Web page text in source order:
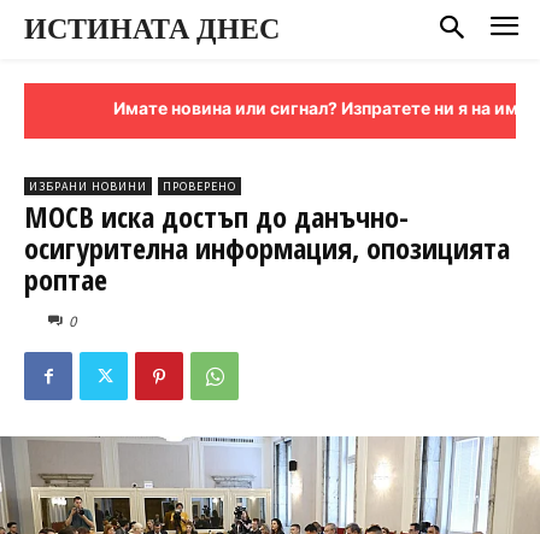
ИСТИНАТА ДНЕС
Имате новина или сигнал? Изпратете ни я на имейл:
ИЗБРАНИ НОВИНИ ПРОВЕРЕНО
МОСВ иска достъп до данъчно-
осигурителна информация, опозицията
роптае
0